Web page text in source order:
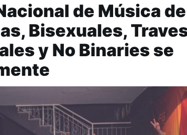
de Música de
Bisexuales,
y No Binaries se